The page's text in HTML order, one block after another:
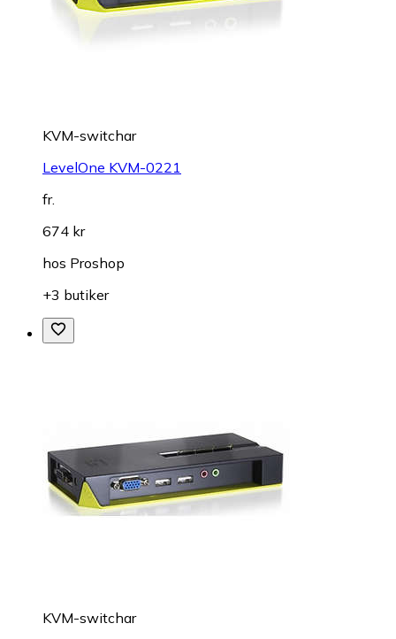
KVM-switchar
LevelOne KVM-0221
fr.
674 kr
hos Proshop
+3 butiker
KVM-switchar